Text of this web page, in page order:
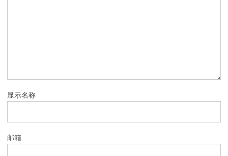
显示名称
邮箱